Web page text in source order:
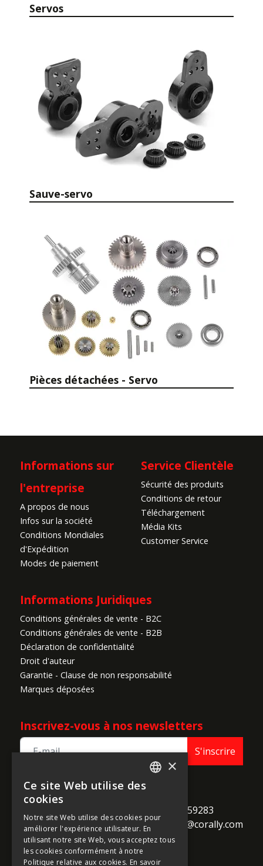
Servos
Sauve-servo
Pièces détachées - Servo
Informations sur
l'entreprise
A propos de nous
Infos sur la société
Conditions Mondiales
d'Expédition
Modes de paiement
Service Clientèle
Sécurité des produits
Conditions de retour
Téléchargement
Média Kits
Customer Service
Informations Juridiques
Conditions générales de vente - B2C
Conditions générales de vente - B2B
Déclaration de confidentialité
Droit d'auteur
Garantie - Clause de non responsabilité
Marques déposées
Inscrivez-vous à nos newsletters
S'inscrire
TEAM CORALLY
B-2250 Olen
Belgium
call +32 14 259283
alternate_email support@corally.com
×
Ce site Web utilise des
cookies
Notre site Web utilise des cookies pour
améliorer l'expérience utilisateur. En
utilisant notre site Web, vous acceptez tous
les cookies conformément à notre
Politique relative aux cookies. En savoir